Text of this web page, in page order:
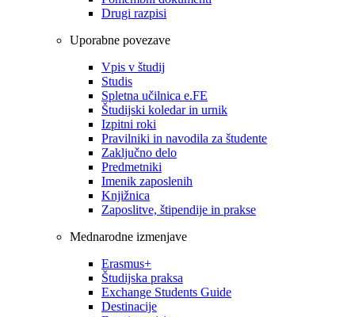
Drugi razpisi
Uporabne povezave
Vpis v študij
Studis
Spletna učilnica e.FE
Študijski koledar in urnik
Izpitni roki
Pravilniki in navodila za študente
Zaključno delo
Predmetniki
Imenik zaposlenih
Knjižnica
Zaposlitve, štipendije in prakse
Mednarodne izmenjave
Erasmus+
Študijska praksa
Exchange Students Guide
Destinacije